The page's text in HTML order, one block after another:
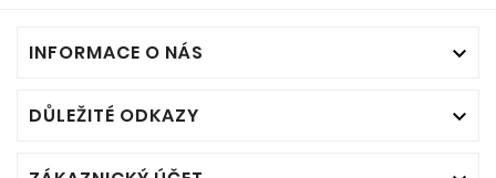
INFORMACE O NÁS 
DŮLEŽITÉ ODKAZY 